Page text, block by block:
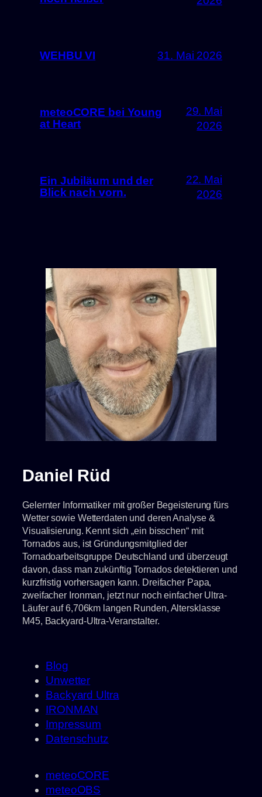
WEHBU VI 31. Mai 2026
meteoCORE bei Young
at Heart
29. Mai
2026
Ein Jubiläum und der
Blick nach vorn.
22. Mai
2026
Daniel Rüd
Gelernter Informatiker mit großer Begeisterung fürs
Wetter sowie Wetterdaten und deren Analyse &
Visualisierung. Kennt sich „ein bisschen“ mit
Tornados aus, ist Gründungsmitglied der
Tornadoarbeitsgruppe Deutschland und überzeugt
davon, dass man zukünftig Tornados detektieren und
kurzfristig vorhersagen kann. Dreifacher Papa,
zweifacher Ironman, jetzt nur noch einfacher Ultra-
Läufer auf 6,706km langen Runden, Altersklasse
M45, Backyard-Ultra-Veranstalter.
Blog
Unwetter
Backyard Ultra
IRONMAN
Impressum
Datenschutz
meteoCORE
meteoOBS